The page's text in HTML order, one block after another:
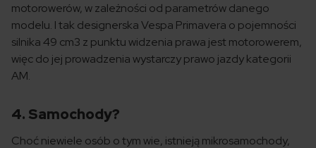
motorowerów, w zależności od parametrów danego
modelu. I tak designerska Vespa Primavera o pojemności
silnika 49 cm3 z punktu widzenia prawa jest motorowerem,
więc do jej prowadzenia wystarczy prawo jazdy kategorii
AM.
4. Samochody?
Choć niewiele osób o tym wie, istnieją mikrosamochody,